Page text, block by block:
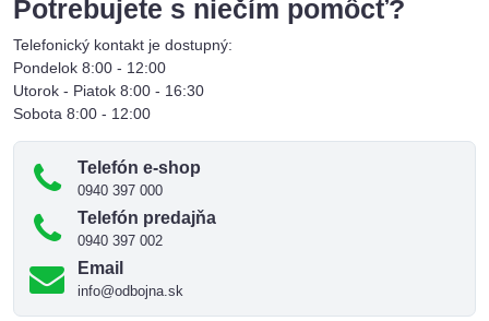
Potrebujete s niečím pomôcť?
Telefonický kontakt je dostupný:
Pondelok 8:00 - 12:00
Utorok - Piatok 8:00 - 16:30
Sobota 8:00 - 12:00
Telefón e-shop
0940 397 000
Telefón predajňa
0940 397 002
Email
info@odbojna.sk